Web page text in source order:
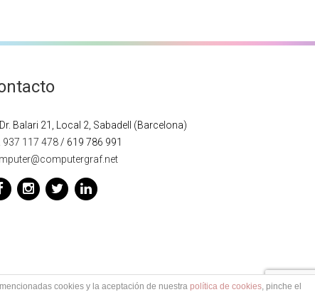
Balari 21, Local 2, Sabadell (Barcelona)
937 117 478 / 619 786 991
cookies y la aceptación de nuestra política de cookies, pinche el